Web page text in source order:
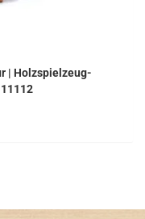
| Holzspielzeug-